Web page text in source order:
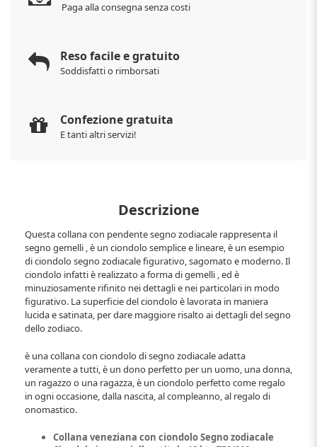
Paga alla consegna senza costi
Reso facile e gratuito
Soddisfatti o rimborsati
Confezione gratuita
E tanti altri servizi!
Descrizione
Questa collana con pendente segno zodiacale rappresenta il
segno gemelli , è un ciondolo semplice e lineare, è un esempio
di ciondolo segno zodiacale figurativo, sagomato e moderno. Il
ciondolo infatti è realizzato a forma di gemelli , ed è
minuziosamente rifinito nei dettagli e nei particolari in modo
figurativo. La superficie del ciondolo è lavorata in maniera
lucida e satinata, per dare maggiore risalto ai dettagli del segno
dello zodiaco.
è una collana con ciondolo di segno zodiacale adatta
veramente a tutti, è un dono perfetto per un uomo, una donna,
un ragazzo o una ragazza, è un ciondolo perfetto come regalo
in ogni occasione, dalla nascita, al compleanno, al regalo di
onomastico.
Collana veneziana con ciondolo Segno zodiacale